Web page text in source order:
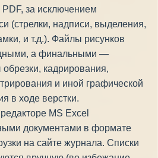
PDF, за исключением
(стрелки, надписи, выделения,
и т.д.). Файлы рисунков
а финальными —
кадрирования,
и иной графической
в ходе верстки.
MS Excel
документами в формате
на сайте журнала. Списки